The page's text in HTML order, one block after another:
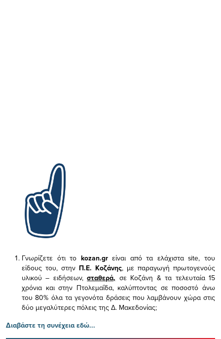
Γνωρίζετε ότι το kozan.gr είναι από τα ελάχισταsite, του
είδους του, στην Π.Ε. Κοζάνης, με παραγωγή πρωτογενούς
υλικού – ειδήσεων,σταθερά, σε Κοζάνη & τα τελευταία 15
χρόνια και στην Πτολεμαΐδα, καλύπτοντας σε ποσοστό άνω
του 80% όλα τα γεγονότα δράσεις που λαμβάνουν χώρα στις
δύο μεγαλύτερες πόλεις της Δ. Μακεδονίας;
Διαβάστε τη συνέχεια εδώ...